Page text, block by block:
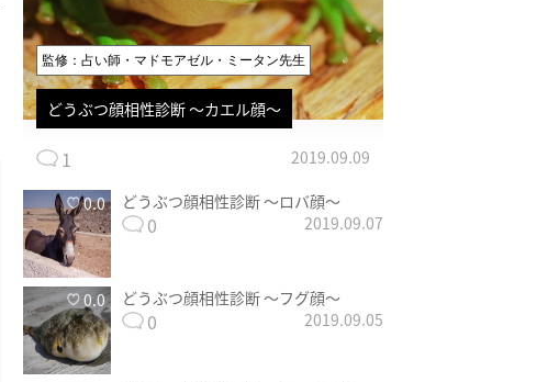
監修：占い師・マドモアゼル・ミータン先生
どうぶつ顔相性診断 〜カエル顔〜
1 2019.09.09
0.0 どうぶつ顔相性診断 〜ロバ顔〜
0 2019.09.07
0.0 どうぶつ顔相性診断 〜フグ顔〜
0 2019.09.05